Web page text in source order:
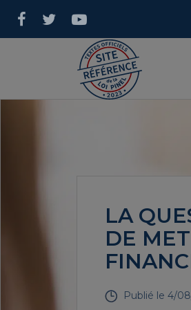
LA
DE
Publié le 4/